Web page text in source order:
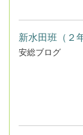
新水田班（２
安総ブログ